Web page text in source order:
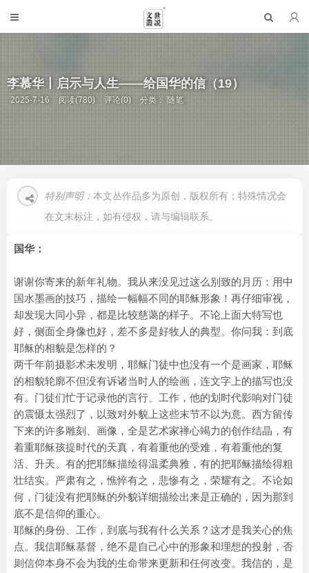
李慕华丨启示与人生——给国华的信（19）
2025-7-16 阅读(780) 评论(0) 分类：随笔
特别声明： 本文丛作品多为原创，版权所有；特殊情况会
在文末标注，如有侵权，请与编辑联系。
国华：
谢谢你寄来的新年礼物。我从来没见过这么别致的月历：用中
国水墨画的技巧，描绘一幅幅不同的耶稣形象！再仔细审视，
却发现大同小异，都是比较慈蔼的样子。不论上面大特写也
好，侧面全身像也好，差不多是好牧人的典型。你问我：到底
耶稣的相貌是怎样的？
两千年前摄影术未发明，耶稣门徒中也没有一个是画家，耶稣
的相貌轮廓不但没有诉诸当时人的绘画，连文字上的描写也没
有。门徒们忙于记录他的言行、工作，他的划时代影响对门徒
的震慑太强烈了，以致对外貌上这些末节不以为意。西方留传
下来的许多雕刻、画像，全是艺术家禅心竭力的创作结晶，有
着重耶稣孩提时代的天真，有着重他的受难，有着重他的复
活、升天。有的把耶稣描绘得温柔典雅，有的把耶稣描绘得粗
壮结实。严肃有之，憔悴有之，悲惨有之，荣耀有之。不论如
何，门徒没有把耶稣的外貌详细描绘出来是正确的，因为那到
底不是信仰的重心。
耶稣的身份、工作，到底与我有什么关系？这才是我关心的焦
点。我信耶稣基督，绝不是自己心中的形象和理想的投射，否
则信仰本身不会为我的生命带来更新和任何改变。我信的，是